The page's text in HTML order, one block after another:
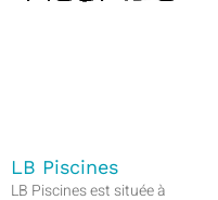
LB Piscines
LB Piscines est située à